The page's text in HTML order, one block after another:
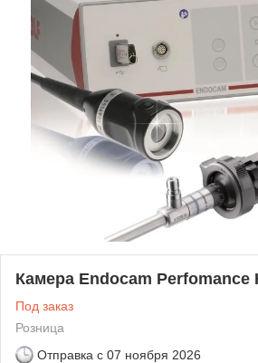
Камера Endocam Perfomance
Под заказ
Розница
Отправка с 07 ноября 2026